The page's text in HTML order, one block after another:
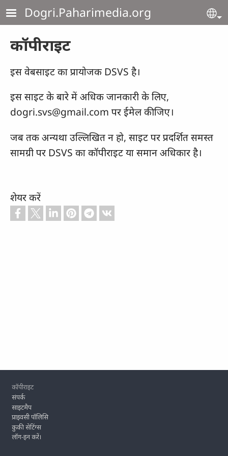
Skip to main content
Dogri.Paharimedia.org
कॉपीराइट
इस वेबसाइट का प्रायोजक DSVS है।
इस साइट के बारे में अधिक जानकारी के लिए,
dogri.svs@gmail.com पर ईमेल कीजिए।
जब तक अन्यथा उल्लिखित न हो, साइट पर प्रदर्शित समस्त
सामग्री पर DSVS का कॉपीराइट या समान अधिकार है।
शेयर करें
Footer
कॉपीराइट
संपर्क
साइटमैप
प्राइवसी पॉलिसि
कुकी सेटिंग्स
लॉग-इन करें।